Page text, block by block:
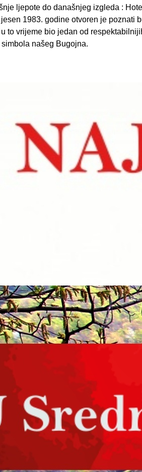
ljepote do današnjeg izgleda :
1983. godine otvoren je poznati
to vrijeme bio jedan od
našeg Bugojna.